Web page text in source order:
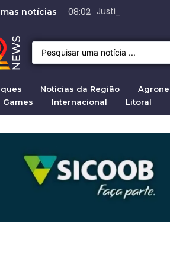
notícias 08:02 Justiça pela
Justiça para
Justiça pela
Quirno destaca
Operação Sem
Notícias da Região
Games
Internacional Litoral